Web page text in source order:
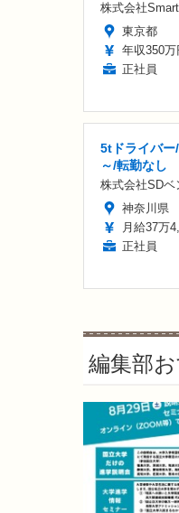
株式会社
東京都
年収350万
正社員
5tドライバー
～/転勤なし
株式会社SD
神奈川県
月給37万
正社員
編集部